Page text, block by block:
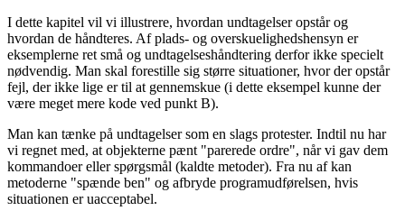
I dette kapitel vil vi illustrere, hvordan undtagelser opstår og
hvordan de håndteres. Af plads- og overskuelighedshensyn er
eksemplerne ret små og undtagelseshåndtering derfor ikke specielt
nødvendig. Man skal forestille sig større situationer, hvor der opstår
fejl, der ikke lige er til at gennemskue (i dette eksempel kunne der
være meget mere kode ved punkt B).
Man kan tænke på undtagelser som en slags protester. Indtil nu har
vi regnet med, at objekterne pænt "parerede ordre", når vi gav dem
kommandoer eller spørgsmål (kaldte metoder). Fra nu af kan
metoderne "spænde ben" og afbryde programudførelsen, hvis
situationen er uacceptabel.